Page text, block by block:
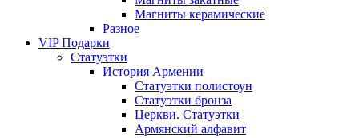
Магниты керамические
Разное
VIP Подарки
Статуэтки
История Армении
Статуэтки полистоун
Статуэтки бронза
Церкви. Статуэтки
Армянский алфавит